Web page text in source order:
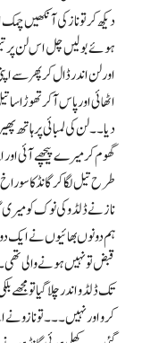
دیکھ کر تو ناز کی آنکھیں
ہوئے بولیں چل اس لن پر تیل
اور لن اندر ڈال کر پھر سے
اٹھائی اور پاس آکر تھوڑا
دیا۔۔ لن کی لمبائی پر
گھوم کر میرے پیچھے آئی اور
طرح تیل لگا کر گانڈ کا
ناز نے ڈلڈو کی نوک کو میری
ہم دونوں بھائیوں نے ایک
تک ڈلڈو اندر چلا گیا تو
کرو اور نہیں۔۔۔ تو نازو نے